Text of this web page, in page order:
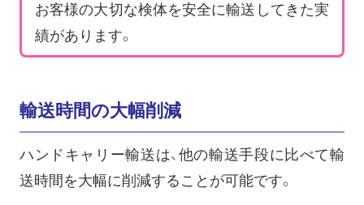
お客様の大切な検体を安全に輸送してきた実
績があります。
輸送時間の大幅削減
ハンドキャリー輸送は、他の輸送手段に比べて輸
送時間を大幅に削減することが可能です。